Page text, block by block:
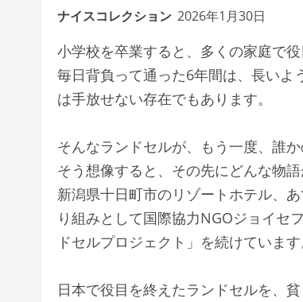
ナイスコレクション 2026年1月30日
小学校を卒業すると、多くの家庭で
毎日背負って通った6年間は、長いよ
は手放せない存在でもあります。
そんなランドセルが、もう一度、誰
そう想像すると、その先にどんな物
新潟県十日町市のリゾートホテル、
り組みとして国際協力NGOジョイセ
ドセルプロジェクト」を続けています
日本で役目を終えたランドセルを、